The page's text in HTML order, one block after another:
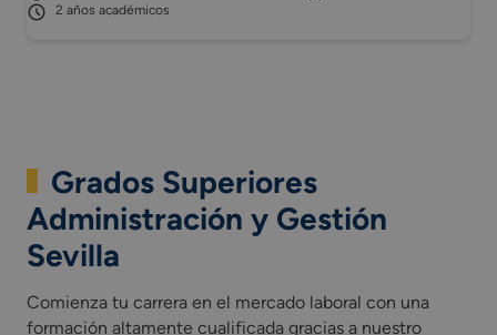
2 años académicos
Grados Superiores
Administración y Gestión
Sevilla
Comienza tu carrera en el mercado laboral con una
formación altamente cualificada gracias a nuestro